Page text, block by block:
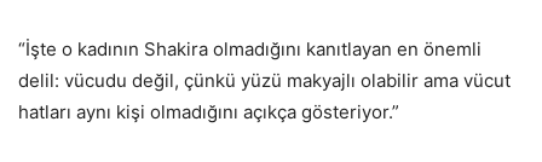
“İşte o kadının Shakira olmadığını kanıtlayan en önemli
delil: vücudu değil, çünkü yüzü makyajlı olabilir ama vücut
hatları aynı kişi olmadığını açıkça gösteriyor.”